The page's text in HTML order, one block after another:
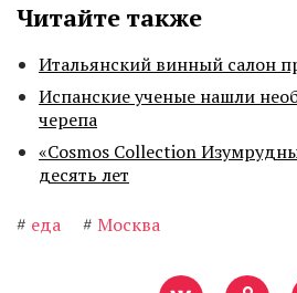
Читайте также
Итальянский винный салон
Испанские ученые нашли
черепа
«Cosmos Collection
десять лет
# еда # Москва